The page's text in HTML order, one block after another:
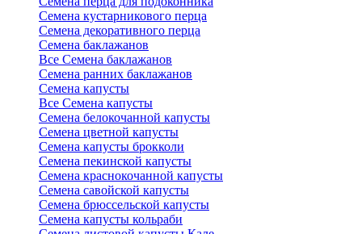
Семена кустарникового перца
Семена декоративного перца
Семена баклажанов
Все Семена баклажанов
Семена ранних баклажанов
Семена капусты
Все Семена капусты
Семена белокочанной капусты
Семена цветной капусты
Семена капусты брокколи
Семена пекинской капусты
Семена краснокочанной капусты
Семена савойской капусты
Семена брюссельской капусты
Семена капусты кольраби